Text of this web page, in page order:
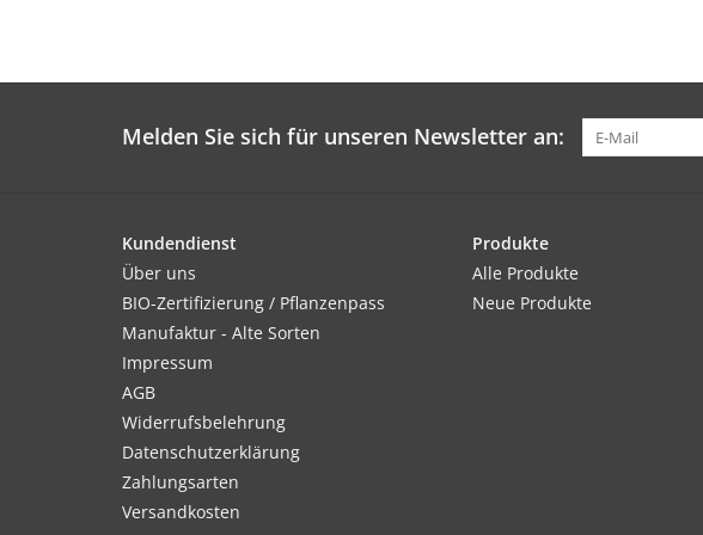
Melden Sie sich für unseren Newsletter an:
Kundendienst
Über uns
BIO-Zertifizierung / Pflanzenpass
Manufaktur - Alte Sorten
Impressum
AGB
Widerrufsbelehrung
Datenschutzerklärung
Zahlungsarten
Versandkosten
Produkte
Alle Produkte
Neue Produkte